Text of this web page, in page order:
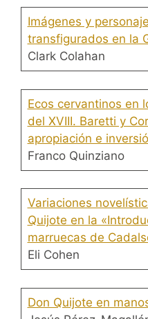
Imágenes y
transfigurados en la
Clark Colahan
Ecos cervantinos en
del XVIII. Baretti y
apropiación e
Franco Quinziano
Variaciones
Quijote en la
marruecas de
Eli Cohen
Don Quijote en